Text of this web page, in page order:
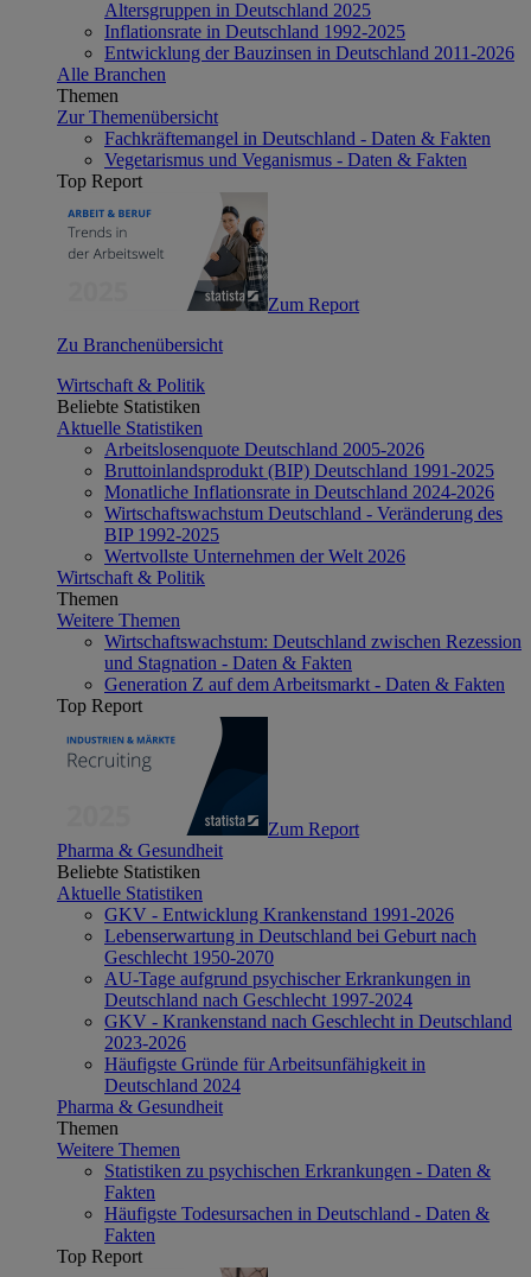
Altersgruppen in Deutschland 2025
Inflationsrate in Deutschland 1992-2025
Entwicklung der Bauzinsen in Deutschland 2011-2026
Alle Branchen
Themen
Zur Themenübersicht
Fachkräftemangel in Deutschland - Daten & Fakten
Vegetarismus und Veganismus - Daten & Fakten
Top Report
Zum Report
Zu Branchenübersicht
Wirtschaft & Politik
Beliebte Statistiken
Aktuelle Statistiken
Arbeitslosenquote Deutschland 2005-2026
Bruttoinlandsprodukt (BIP) Deutschland 1991-2025
Monatliche Inflationsrate in Deutschland 2024-2026
Wirtschaftswachstum Deutschland - Veränderung des
BIP 1992-2025
Wertvollste Unternehmen der Welt 2026
Wirtschaft & Politik
Themen
Weitere Themen
Wirtschaftswachstum: Deutschland zwischen Rezession
und Stagnation - Daten & Fakten
Generation Z auf dem Arbeitsmarkt - Daten & Fakten
Top Report
Zum Report
Pharma & Gesundheit
Beliebte Statistiken
Aktuelle Statistiken
GKV - Entwicklung Krankenstand 1991-2026
Lebenserwartung in Deutschland bei Geburt nach
Geschlecht 1950-2070
AU-Tage aufgrund psychischer Erkrankungen in
Deutschland nach Geschlecht 1997-2024
GKV - Krankenstand nach Geschlecht in Deutschland
2023-2026
Häufigste Gründe für Arbeitsunfähigkeit in
Deutschland 2024
Pharma & Gesundheit
Themen
Weitere Themen
Statistiken zu psychischen Erkrankungen - Daten &
Fakten
Häufigste Todesursachen in Deutschland - Daten &
Fakten
Top Report